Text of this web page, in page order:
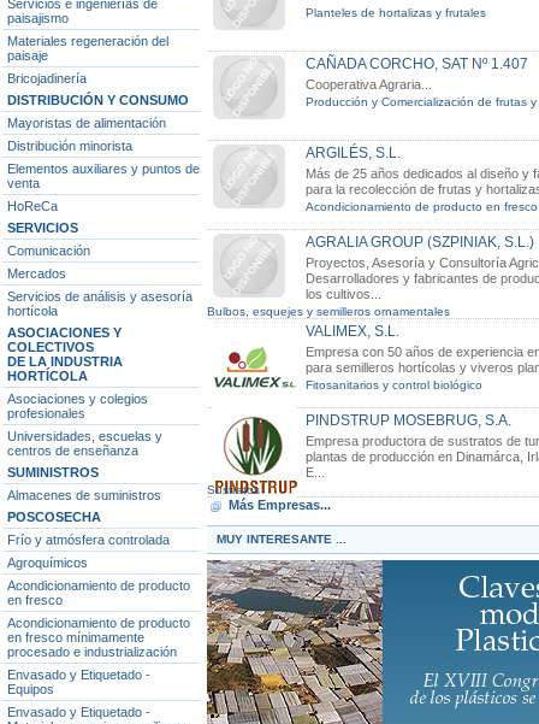
Servicios e ingenierías de
paisajismo
Materiales regeneración del
paisaje
Bricojadinería
DISTRIBUCIÓN Y CONSUMO
Mayoristas de alimentación
Distribución minorista
Elementos auxiliares y puntos de
venta
HoReCa
SERVICIOS
Comunicación
Mercados
Servicios de análisis y asesoría
hortícola
ASOCIACIONES Y
COLECTIVOS
DE LA INDUSTRIA
HORTÍCOLA
Asociaciones y colegios
profesionales
Universidades, escuelas y
centros de enseñanza
SUMINISTROS
Almacenes de suministros
POSCOSECHA
Frío y atmósfera controlada
Agroquímicos
Acondicionamiento de producto
en fresco
Acondicionamiento de producto
en fresco mínimamente
procesado e industrialización
Envasado y Etiquetado -
Equipos
Envasado y Etiquetado -
Planteles de hortalizas y frutales
CAÑADA CORCHO, SAT Nº 1.407
Cooperativa Agraria...
Producción y Comercialización de frutas
ARGILÉS, S.L.
Más de 25 años dedicados al diseño y
para la recolección de frutas y
Acondicionamiento de producto en fresco
AGRALIA GROUP (SZPINIAK, S.L.)
Proyectos, Asesoría y Consultoría
Desarrolladores y fabricantes de
los cultivos...
Bulbos, esquejes y semilleros ornamentales
VALIMEX, S.L.
Empresa con 50 años de experiencia
para semilleros hortícolas y viveros
Fitosanitarios y control biológico
PINDSTRUP MOSEBRUG, S.A.
Empresa productora de sustratos de
plantas de producción en Dinamárca,
E...
Sustratos
Más Empresas...
MUY INTERESANTE ...